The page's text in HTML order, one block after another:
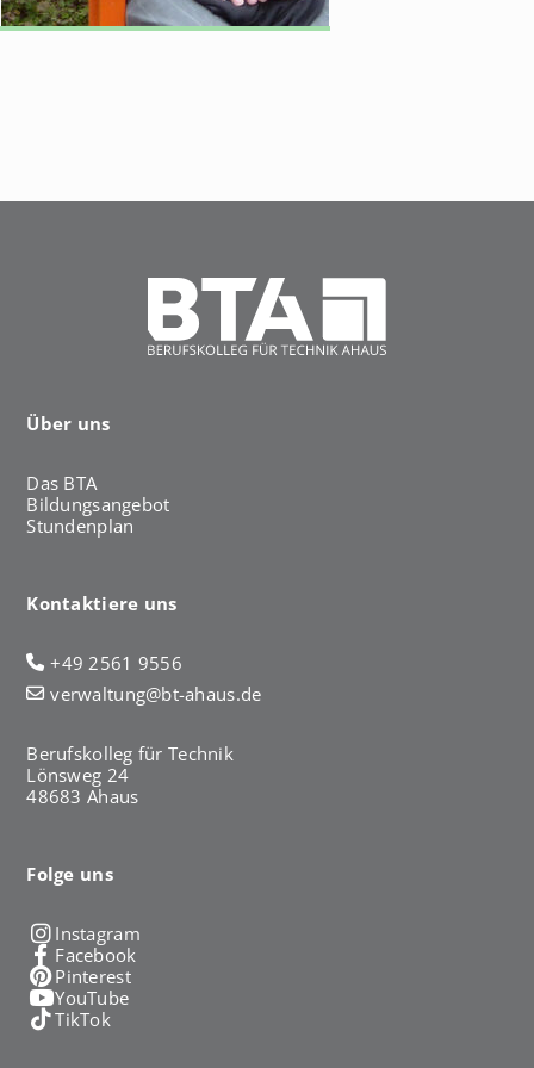
h
a
Über uns
Das BTA
Bildungsangebot
Stundenplan
Kontaktiere uns
+49 2561 9556
verwaltung@bt-ahaus.de
Berufskolleg für Technik
Lönsweg 24
48683 Ahaus
Folge uns
Instagram
Facebook
Pinterest
YouTube
TikTok